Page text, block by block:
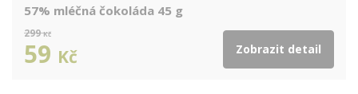
57% mléčná čokoláda 45 g
299 Kč
59 Kč Zobrazit detail